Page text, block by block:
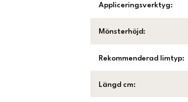
Appliceringsverktyg:
Mönsterhöjd:
Rekommenderad limtyp:
Längd cm: